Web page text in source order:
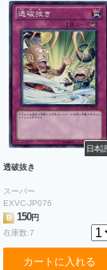
日本
透破抜き
スーパー
EXVC-JP076
B
150円
在庫数:7
カートに入れる